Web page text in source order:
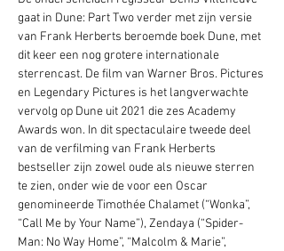
gaat in Dune: Part Two verder met zijn versie
van Frank Herberts beroemde boek Dune, met
dit keer een nog grotere internationale
sterrencast. De film van Warner Bros. Pictures
en Legendary Pictures is het langverwachte
vervolg op Dune uit 2021 die zes Academy
Awards won. In dit spectaculaire tweede deel
van de verfilming van Frank Herberts
bestseller zijn zowel oude als nieuwe sterren
te zien, onder wie de voor een Oscar
genomineerde Timothée Chalamet (“Wonka”,
“Call Me by Your Name”), Zendaya (“Spider-
Man: No Way Home”, “Malcolm & Marie”,